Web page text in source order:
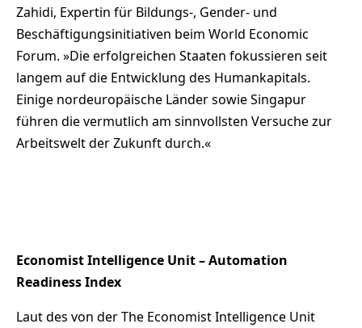
Zahidi, Expertin für Bildungs-, Gender- und
Beschäftigungsinitiativen beim World Economic
Forum. »Die erfolgreichen Staaten fokussieren seit
langem auf die Entwicklung des Humankapitals.
Einige nordeuropäische Länder sowie Singapur
führen die vermutlich am sinnvollsten Versuche zur
Arbeitswelt der Zukunft durch.«
Economist Intelligence Unit – Automation
Readiness Index
Laut des von der The Economist Intelligence Unit